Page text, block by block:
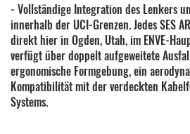
- Vollständige Integration des Lenkers
innerhalb der UCI-Grenzen. Jedes SES
direkt hier in Ogden, Utah, im ENVE-
verfügt über doppelt aufgeweitete
ergonomische Formgebung, ein
Kompatibilität mit der verdeckten
Systems.